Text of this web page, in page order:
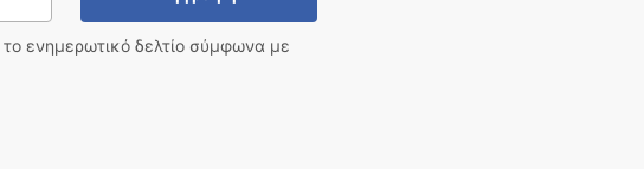
ενημερωτικό δελτίο σύμφωνα με